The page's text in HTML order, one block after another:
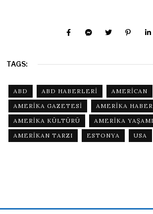
TAGS:
ABD ABD HABERLERI AMERICAN
AMERIKA GAZETESI
AMERIKA
AMERIKA KÜLTÜRÜ
AMERIKA YAŞAMI
AMERIKAN TARZI
ESTONYA USA